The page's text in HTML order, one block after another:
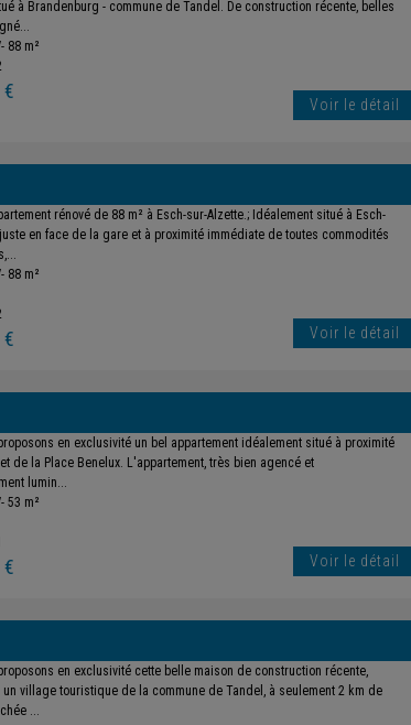
à Brandenburg - commune de Tandel. De construction récente, belles
88 m²
Voir le détail
rénové de 88 m² à Esch-sur-Alzette.; Idéalement situé à Esch-
en face de la gare et à proximité immédiate de toutes commodités
88 m²
€ Voir le détail
en exclusivité un bel appartement idéalement situé à proximité
de la Place Benelux. L'appartement, très bien agencé et
lumin...
53 m²
Voir le détail
en exclusivité cette belle maison de construction récente,
village touristique de la commune de Tandel, à seulement 2 km de
...